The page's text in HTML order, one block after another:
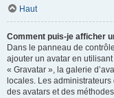
Haut
Comment puis-je afficher
Dans le panneau de
ajouter un avatar en
« Gravatar », la galerie
locales. Les
des avatars et des